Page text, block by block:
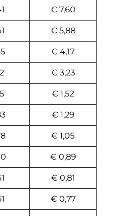
€ 7,60
€ 5,88
€ 4,17
€ 3,23
€ 1,52
€ 1,29
€ 1,05
€ 0,89
€ 0,81
€ 0,77